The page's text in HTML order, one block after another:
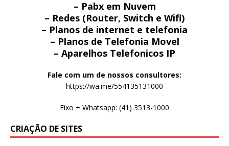
– Pabx em Nuvem
– Redes (Router, Switch e Wifi)
– Planos de internet e telefonia
– Planos de Telefonia Movel
– Aparelhos Telefonicos IP
Fale com um de nossos consultores:
https://wa.me/554135131000
Fixo + Whatsapp: (41) 3513-1000
CRIAÇÃO DE SITES